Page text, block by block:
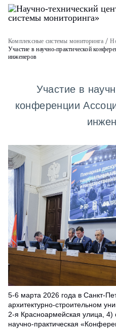
Комплексные системы мониторинга
Участие в научно-практической
инженеров
Участие в
конференции
5-6 марта 2026 года в Санкт-
архитектурно-строительном
2-я Красноармейская улица, 4)
научно-практическая